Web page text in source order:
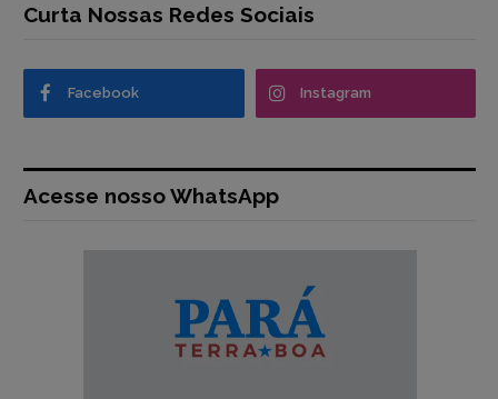
Curta Nossas Redes Sociais
Facebook Instagram
Acesse nosso WhatsApp